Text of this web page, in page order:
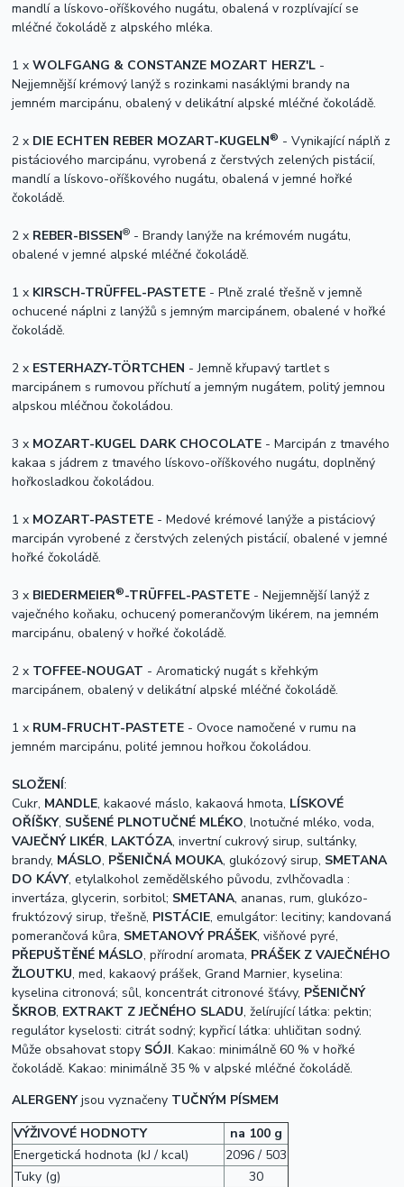
mandlí a lískovo-oříškového nugátu, obalená v rozplívající se
mléčné čokoládě z alpského mléka.
1 xWOLFGANG & CONSTANZE MOZART HERZ′L -
Nejjemnější krémový lanýž s rozinkami nasáklými brandy na
jemném marcipánu, obalený v delikátní alpské mléčné čokoládě.
2 x DIE ECHTEN REBER MOZART-KUGELN® - Vynikající náplň z
pistáciového marcipánu, vyrobená z čerstvých zelených pistácií,
mandlí a lískovo-oříškového nugátu, obalená v jemné hořké
čokoládě.
2 x REBER-BISSEN® - Brandy lanýže na krémovém nugátu,
obalené v jemné alpské mléčné čokoládě.
1 x KIRSCH-TRÜFFEL-PASTETE - Plně zralé třešně v jemně
ochucené náplni z lanýžů s jemným marcipánem, obalené v hořké
čokoládě.
2 x ESTERHAZY-TÖRTCHEN - Jemně křupavý tartlet s
marcipánem s rumovou příchutí a jemným nugátem, politý jemnou
alpskou mléčnou čokoládou.
3 x MOZART-KUGEL DARK CHOCOLATE - Marcipán z tmavého
kakaa s jádrem z tmavého lískovo-oříškového nugátu, doplněný
hořkosladkou čokoládou.
1 x MOZART-PASTETE - Medové krémové lanýže a pistáciový
marcipán vyrobené z čerstvých zelených pistácií, obalené v jemné
hořké čokoládě.
3 x BIEDERMEIER®-TRÜFFEL-PASTETE - Nejjemnější lanýž z
vaječného koňaku, ochucený pomerančovým likérem, na jemném
marcipánu, obalený v hořké čokoládě.
2 x TOFFEE-NOUGAT - Aromatický nugát s křehkým
marcipánem, obalený v delikátní alpské mléčné čokoládě.
1 x RUM-FRUCHT-PASTETE - Ovoce namočené v rumu na
jemném marcipánu, polité jemnou hořkou čokoládou.
SLOŽENÍ:
Cukr, MANDLE, kakaové máslo, kakaová hmota, LÍSKOVÉ
OŘÍŠKY, SUŠENÉ PLNOTUČNÉ MLÉKO, lnotučné mléko, voda,
VAJEČNÝ LIKÉR, LAKTÓZA, invertní cukrový sirup, sultánky,
brandy, MÁSLO, PŠENIČNÁ MOUKA, glukózový sirup, SMETANA
DO KÁVY, etylalkohol zemědělského původu, zvlhčovadla:
invertáza, glycerin, sorbitol; SMETANA, ananas, rum, glukózo-
fruktózový sirup, třešně, PISTÁCIE, emulgátor: lecitiny; kandovaná
pomerančová kůra, SMETANOVÝ PRÁŠEK, višňové pyré,
PŘEPUŠTĚNÉ MÁSLO, přírodní aromata, PRÁŠEK Z VAJEČNÉHO
ŽLOUTKU, med, kakaový prášek, Grand Marnier, kyselina:
kyselina citronová; sůl, koncentrát citronové šťávy, PŠENIČNÝ
ŠKROB, EXTRAKT Z JEČNÉHO SLADU, želírující látka: pektin;
regulátor kyselosti: citrát sodný; kypřicí látka: uhličitan sodný.
Může obsahovat stopy SÓJI.Kakao: minimálně 60 % v hořké
čokoládě.Kakao: minimálně 35 % v alpské mléčné čokoládě.
ALERGENYjsou vyznačeny TUČNÝM PÍSMEM
VÝŽIVOVÉ HODNOTY
na 100 g
Energetická hodnota (kJ / kcal)
2096 / 503
Tuky (g)
30